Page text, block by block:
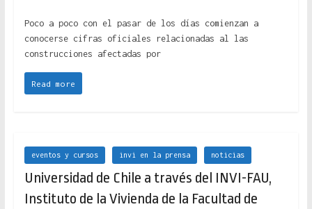
Poco a poco con el pasar de los días comienzan a
conocerse cifras oficiales relacionadas al las
construcciones afectadas por
Read more
eventos y cursos invi en la prensa noticias
Universidad de Chile a través del INVI-FAU,
Instituto de la Vivienda de la Facultad de